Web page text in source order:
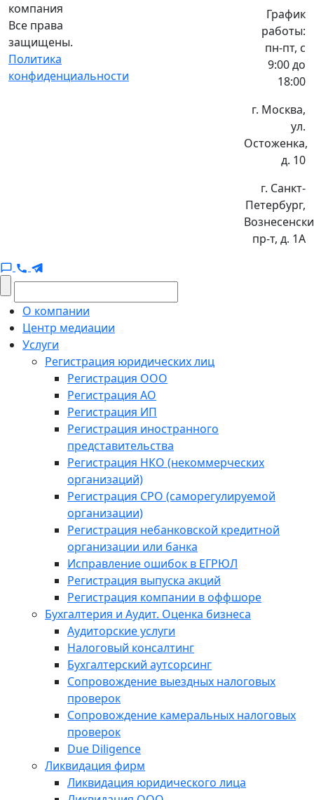
компания
Все права
защищены.
Политика
конфиденциальности
График
работы:
пн-пт, с
9:00 до
18:00
г. Москва,
ул.
Остоженка,
д. 10
г. Санкт-
Петербург,
пр-т, д. 1А
О компании
Центр медиации
Услуги
Регистрация юридических лиц
Регистрация ООО
Регистрация АО
Регистрация ИП
Регистрация иностранного
представительства
Регистрация НКО (некоммерческих
организаций)
Регистрация СРО (саморегулируемой
организации)
Регистрация небанковской кредитной
организации или банка
Исправление ошибок в ЕГРЮЛ
Регистрация выпуска акций
Регистрация компании в оффшоре
Бухгалтерия и Аудит. Оценка бизнеса
Аудиторские услуги
Налоговый консалтинг
Бухгалтерский аутсорсинг
Сопровождение выездных налоговых
проверок
Сопровождение камеральных налоговых
проверок
Due Diligence
Ликвидация фирм
Ликвидация юридического лица